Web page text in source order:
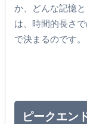
か、どんな記憶
は、時間的長さ
で決まるのです。
ピークエン